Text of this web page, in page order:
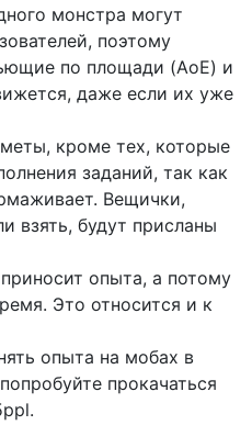
монстра могут
поэтому
по площади (AoE) и
даже если их уже
кроме тех, которые
заданий, так как
Вещички,
взять, будут присланы
опыта, а потому
Это относится и к
опыта на мобах в
прокачаться